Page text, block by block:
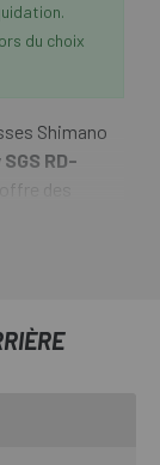
du choix
Shimano
RD-
des
de la